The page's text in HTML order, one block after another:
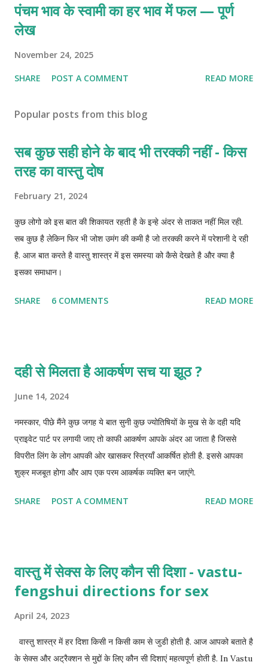
पंचम भाव के स्वामी का हर भाव में फल — पूर्ण
लेख
November 24, 2025
SHARE POST A COMMENT READ MORE
Popular posts from this blog
सब कुछ सही होने के बाद भी तरक्की नहीं - किस
तरह का वास्तु दोष
February 21, 2024
कुछ लोगो को इस बात की शिकायत रहती है के इन्हे अंदर से ताकत नहीं मिल रही.
सब कुछ है लेकिन फिर भी जोश उमंग की कमी है जो तरक्की करने में परेशानी दे रही
है. आज बात करते है वास्तु शास्त्र में इस समस्या को कैसे देखते है और क्या है
इसका समाधान।
SHARE 6 COMMENTS READ MORE
दही से मिलता है आकर्षण सच या झूठ ?
June 14, 2024
नमस्कार, पीछे मैंने कुछ जगह ये बात सुनी कुछ ज्योतिषियों के मुख से के दही यदि
प्राइवेट पार्ट पर लगायी जाए तो काफी आकर्षण आपके अंदर आ जाता है जिससे
विपरीत लिंग के लोग आपकी ओर खासकर स्त्रियाँ आकर्षित होती है. इससे आपका
शुक्र मजबूत होगा और आप एक परम आकर्षक व्यक्ति बन जाएंगे.
SHARE POST A COMMENT READ MORE
वास्तु में सेक्स के लिए कौन सी दिशा - vastu-
fengshui directions for sex
April 24, 2023
वास्तु शास्त्र में हर दिशा किसी न किसी काम से जुडी होती है. आज आपको बताते है
के सेक्स और अट्रैक्शन से मुद्दों के लिए कौन सी दिशाएं महत्वपूर्ण होती है. In Vastu